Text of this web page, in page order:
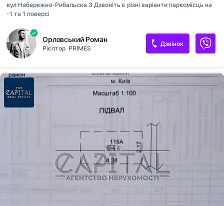
вул Набережно-Рибальска 3 Дзвоніть є різні варіанти паркомісць на
-1 та 1 поверсі
Орловський Роман
Рієлтор PRIMES
Дзвінок